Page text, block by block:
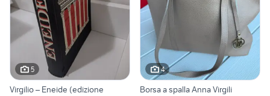
5
Virgilio – Eneide (edizione
4
Borsa a spalla Anna Virgili